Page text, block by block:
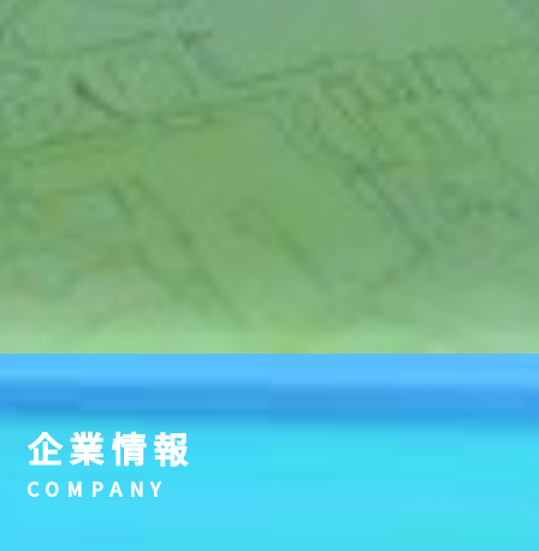
企業情報
COMPANY